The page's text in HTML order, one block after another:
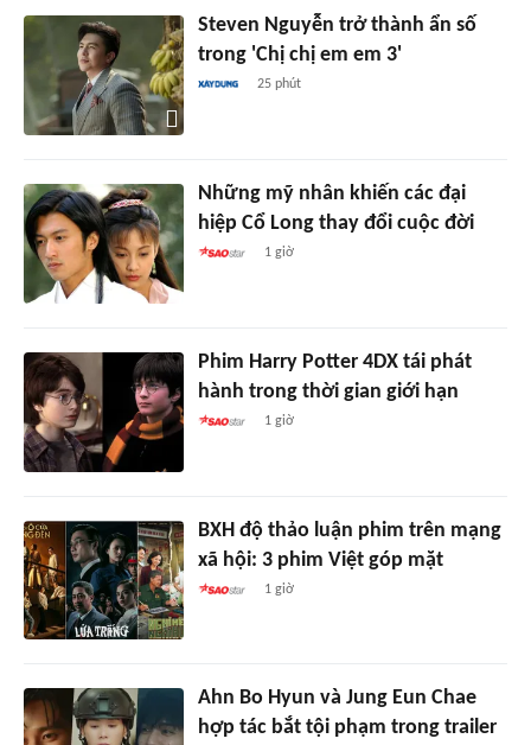
Steven Nguyễn trở thành ẩn số
trong 'Chị chị em em 3'
25 phút
Những mỹ nhân khiến các đại
hiệp Cổ Long thay đổi cuộc đời
1 giờ
Phim Harry Potter 4DX tái phát
hành trong thời gian giới hạn
1 giờ
BXH độ thảo luận phim trên mạng
xã hội: 3 phim Việt góp mặt
1 giờ
Ahn Bo Hyun và Jung Eun Chae
hợp tác bắt tội phạm trong trailer